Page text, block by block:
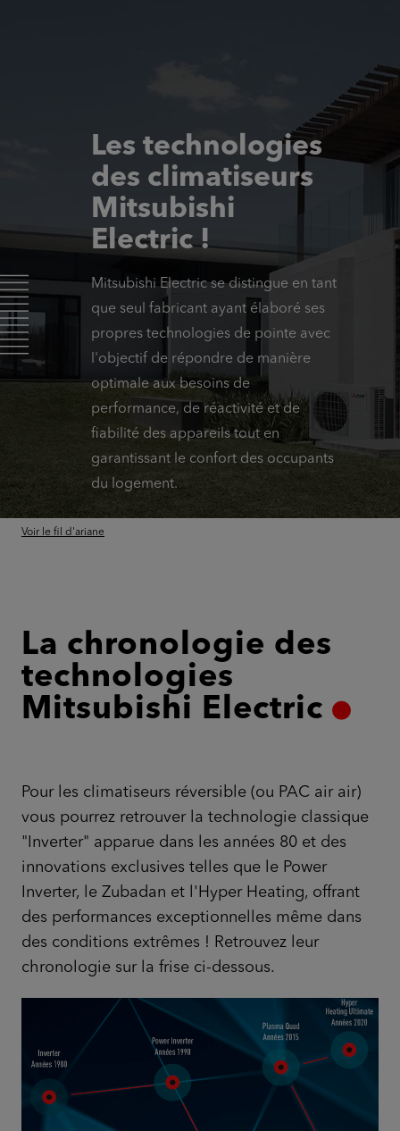
Les technologies
des climatiseurs
Mitsubishi
Electric !
Mitsubishi Electric se distingue en tant
que seul fabricant ayant élaboré ses
propres technologies de pointe avec
l'objectif de répondre de manière
optimale aux besoins de
performance, de réactivité et de
fiabilité des appareils tout en
garantissant le confort des occupants
du logement.
Voir le fil d'ariane
La chronologie des
technologies
Mitsubishi Electric
Pour les climatiseurs réversible (ou PAC air air)
vous pourrez retrouver la technologie classique
"Inverter" apparue dans les années 80 et des
innovations exclusives telles que le Power
Inverter, le Zubadan et l'Hyper Heating, offrant
des performances exceptionnelles même dans
des conditions extrêmes ! Retrouvez leur
chronologie sur la frise ci-dessous.